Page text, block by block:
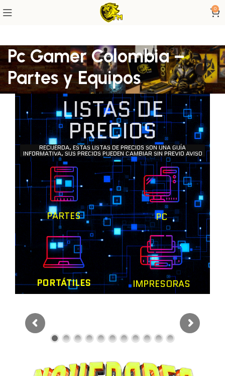
0
Pc Gamer Colombia –
Partes y Equipos
LISTAS DE
PRECIOS
RECUERDA, ESTAS LISTAS DE PRECIOS SON UNA GUÍA
INFORMATIVA, SUS PRECIOS PUEDEN CAMBIAR SIN PREVIO AVISO
PARTES PC
PORTÁTILES IMPRESORAS